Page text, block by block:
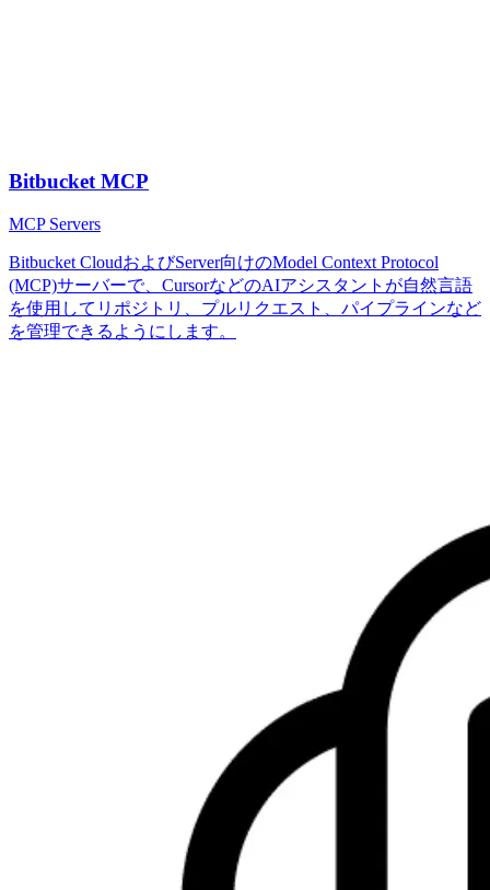
Bitbucket MCP
MCP Servers
Bitbucket CloudおよびServer向けのModel Context Protocol
(MCP)サーバーで、CursorなどのAIアシスタントが自然言語
を使用してリポジトリ、プルリクエスト、パイプラインなど
を管理できるようにします。